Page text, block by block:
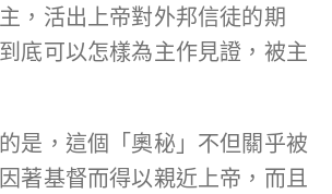
，活出上帝對外邦信徒的期
底可以怎樣為主作見證，被主
是，這個「奧秘」不但關乎被
著基督而得以親近上帝，而且